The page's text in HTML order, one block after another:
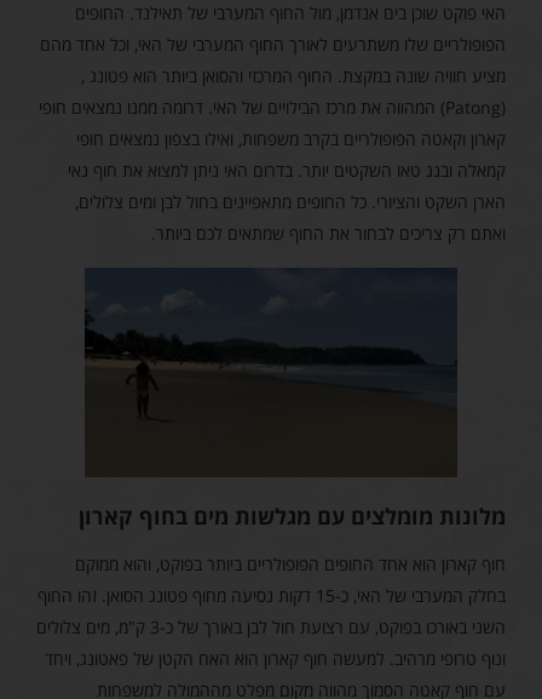
האי פוקט שוכן בים אנדמן, מול החוף המערבי של תאילנד. החופים
הפופולריים שלו משתרעים לאורך החוף המערבי של האי, וכל אחד מהם
מציע חוויה שונה במקצת. החוף המרכזי והסואן ביותר הוא פטונג ,
(Patong) המהווה את מרכז הבילויים של האי. דרומה ממנו נמצאים חופי
קארון וקאטה הפופולריים בקרב משפחות, ואילו בצפון נמצאים חופי
קמאלה ובנג טאו השקטים יותר. בדרום האי ניתן למצוא את חוף נאי
הארן השקט והציורי. כל החופים מתאפיינים בחול לבן ומים צלולים,
ואתם רק צריכים לבחור את החוף שמתאים לכם ביותר.
מלונות מומלצים עם מגלשות מים בחוף קארון
חוף קארון הוא אחד החופים הפופולריים ביותר בפוקט, והוא ממוקם
בחלק המערבי של האי, כ-15 דקות נסיעה מחוף פטונג הסואן. זהו החוף
השני באורכו בפוקט, עם רצועת חול לבן באורך של כ-3 ק"מ, מים צלולים
ונוף טרופי מרהיב. למעשה חוף קארון הוא האח הקטן של פאטונג, ויחד
עם חוף קאטה הסמוך מהווה מקום מפלט מההמולה למשפחות